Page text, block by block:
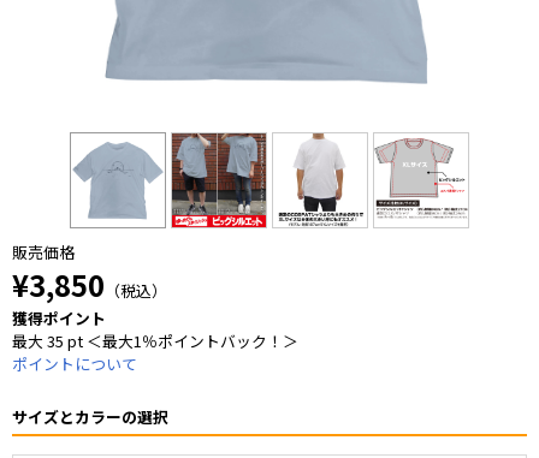
販売価格
¥3,850 （税込）
獲得ポイント
最大 35 pt ＜最大1％ポイントバック！＞
ポイントについて
サイズとカラーの選択